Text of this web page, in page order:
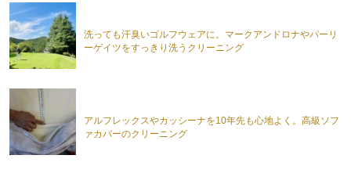
洗っても汗臭いゴルフウェアに。マークアンドロナやパーリ
ーゲイツをすっきり洗うクリーニング
アルフレックスやカッシーナを10年先も心地よく。高級ソフ
ァカバーのクリーニング